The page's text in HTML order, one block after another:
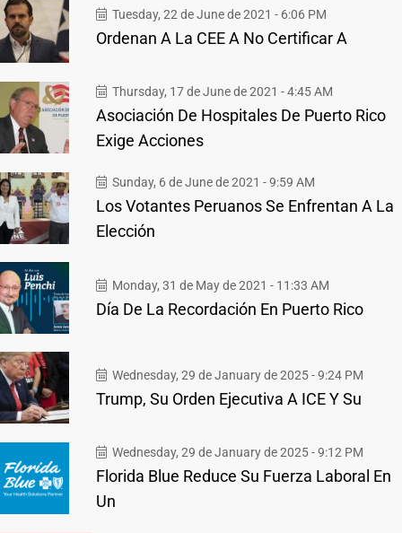
Tuesday, 22 de June de 2021 - 6:06 PM
Ordenan A La CEE A No Certificar A
Thursday, 17 de June de 2021 - 4:45 AM
Asociación De Hospitales De Puerto Rico
Exige Acciones
Sunday, 6 de June de 2021 - 9:59 AM
Los Votantes Peruanos Se Enfrentan A La
Elección
Monday, 31 de May de 2021 - 11:33 AM
Día De La Recordación En Puerto Rico
Wednesday, 29 de January de 2025 - 9:24 PM
Trump, Su Orden Ejecutiva A ICE Y Su
Wednesday, 29 de January de 2025 - 9:12 PM
Florida Blue Reduce Su Fuerza Laboral En
Un